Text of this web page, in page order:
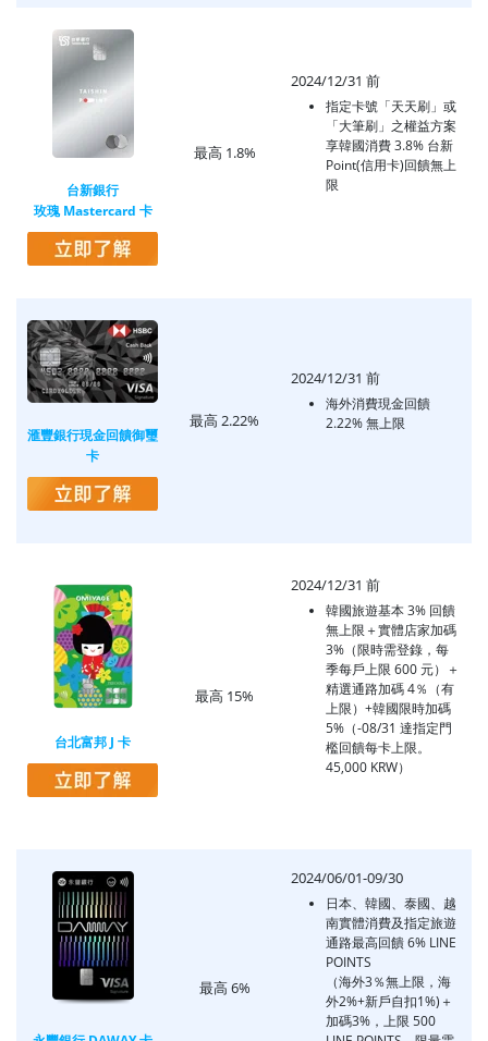
台新銀行
玫瑰 Mastercard 卡
最高 1.8%
2024/12/31 前
指定卡號「天天刷」或
「大筆刷」之權益方案
享韓國消費 3.8% 台新
Point(信用卡)回饋無上
限
滙豐銀行現金回饋御璽
卡
最高 2.22%
2024/12/31 前
海外消費現金回饋
2.22% 無上限
台北富邦 J 卡
最高 15%
2024/12/31 前
韓國旅遊基本 3% 回饋
無上限＋實體店家加碼
3%（限時需登錄，每
季每戶上限 600 元）＋
精選通路加碼 4％（有
上限）+韓國限時加碼
5%（-08/31 達指定門
檻回饋每卡上限。
45,000 KRW）
最高 6%
2024/06/01-09/30
日本、韓國、泰國、越
南實體消費及指定旅遊
通路最高回饋 6% LINE
POINTS
（海外3％無上限，海
外2%+新戶自扣1%)＋
加碼3%，上限 500